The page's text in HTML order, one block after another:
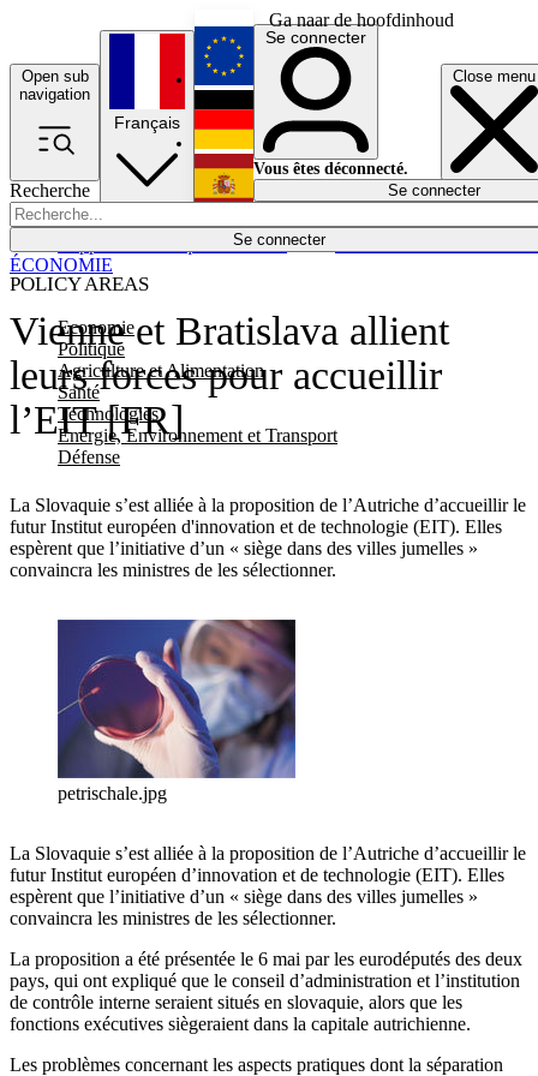
Ga naar de hoofdinhoud
Open sub
navigation
Close menu
Recherche
Se connecter
POLICY AREAS
Economie
Politique
Agriculture et Alimentation
Santé
Technologies
Energie, Environnement et Transport
Défense
Économie
Français
English
Deutsch
Español
Se connecter
Vous êtes déconnecté.
Se connecter
Vienne et Bratislava allient
leurs forces pour accueillir
l’EIT [FR]
La Slovaquie s’est alliée à la proposition de l’Autriche d’accueillir le
futur Institut européen d'innovation et de technologie (EIT). Elles
espèrent que l’initiative d’un « siège dans des villes jumelles »
convaincra les ministres de les sélectionner.
ÉCONOMIE
petrischale.jpg
La Slovaquie s’est alliée à la proposition de l’Autriche d’accueillir le
futur Institut européen d’innovation et de technologie (EIT). Elles
espèrent que l’initiative d’un « siège dans des villes jumelles »
convaincra les ministres de les sélectionner.
La proposition a été présentée le 6 mai par les eurodéputés des deux
pays, qui ont expliqué que le conseil d’administration et l’institution
de contrôle interne seraient situés en slovaquie, alors que les
fonctions exécutives siègeraient dans la capitale autrichienne.
Les problèmes concernant les aspects pratiques dont la séparation